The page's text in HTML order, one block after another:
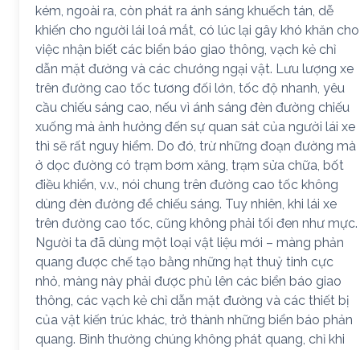
kém, ngoài ra, còn phát ra ánh sáng khuếch tán, dễ
khiến cho người lái loá mắt, có lúc lại gây khó khăn cho
việc nhận biết các biển báo giao thông, vạch kẻ chỉ
dẫn mặt đường và các chướng ngại vật. Lưu lượng xe
trên đường cao tốc tương đối lớn, tốc độ nhanh, yêu
cầu chiếu sáng cao, nếu vì ánh sáng đèn đường chiếu
xuống mà ảnh hưởng đến sự quan sát của người lái xe
thì sẽ rất nguy hiểm. Do đó, trừ những đoạn đường mà
ở dọc đường có trạm bơm xăng, trạm sửa chữa, bốt
điều khiển, v.v., nói chung trên đường cao tốc không
dùng đèn đường để chiếu sáng. Tuy nhiên, khi lái xe
trên đường cao tốc, cũng không phải tối đen như mực.
Người ta đã dùng một loại vật liệu mới – màng phản
quang được chế tạo bằng những hạt thuỷ tinh cực
nhỏ, màng này phải được phủ lên các biển báo giao
thông, các vạch kẻ chỉ dẫn mặt đường và các thiết bị
của vật kiến trúc khác, trở thành những biển báo phản
quang. Bình thường chúng không phát quang, chỉ khi